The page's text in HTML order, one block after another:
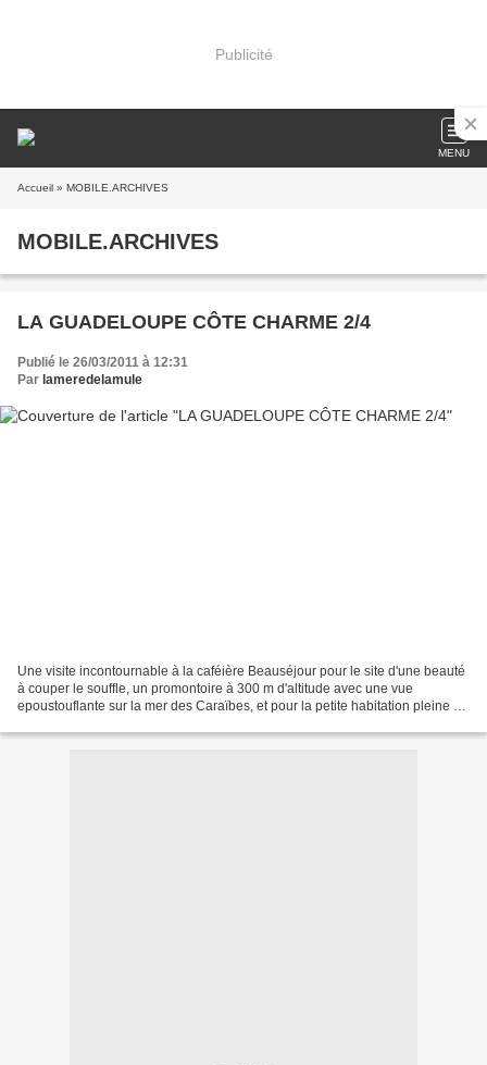
Publicité
MENU
Accueil » MOBILE.ARCHIVES
MOBILE.ARCHIVES
LA GUADELOUPE CÔTE CHARME 2/4
Publié le 26/03/2011 à 12:31
Par lameredelamule
Une visite incontournable à la caféière Beauséjour pour le site d'une beauté
à couper le souffle, un promontoire à 300 m d'altitude avec une vue
epoustouflante sur la mer des Caraïbes, et pour la petite habitation pleine de